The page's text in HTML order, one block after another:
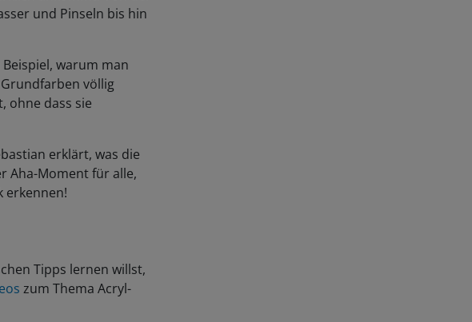
und Pinseln bis hin
warum man
völlig
dass sie
erklärt, was die
Moment für alle,
erkennen!
Tipps lernen willst,
zum Thema Acryl-